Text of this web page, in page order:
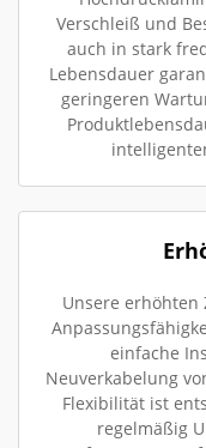
Verschleiß und
auch in stark
Lebensdauer
geringeren
Unsere erhöhten
einfache
Neuverkabelung
Flexibilität ist
regelmäßig